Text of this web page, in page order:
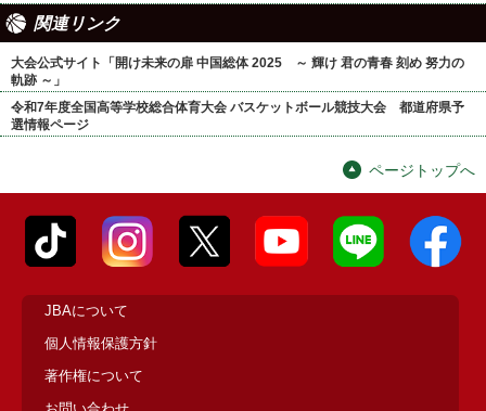
関連リンク
大会公式サイト「開け未来の扉 中国総体 2025 ～ 輝け 君の青春 刻め 努力の
軌跡 ～」
令和7年度全国高等学校総合体育大会 バスケットボール競技大会 都道府県予
選情報ページ
ページトップへ
JBAについて
個人情報保護方針
著作権について